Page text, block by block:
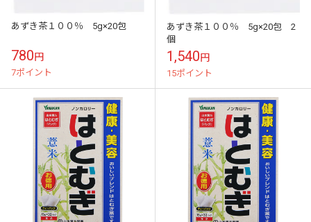
あずき茶１００％ 5g×20包
780円
7ポイント
あずき茶１００％ 5g×20包 2
個
1,540円
15ポイント